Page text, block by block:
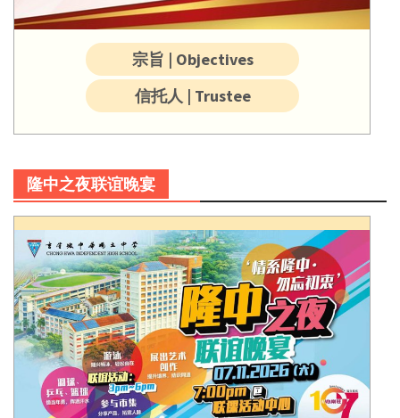
宗旨 | Objectives
信托人 | Trustee
隆中之夜联谊晚宴